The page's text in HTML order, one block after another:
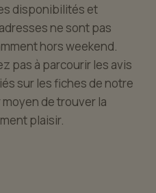
disponibilités et
ne sont pas
hors weekend.
pas à parcourir les avis
sur les fiches de notre
de trouver la
plaisir.